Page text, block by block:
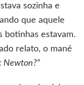
sozinha e
que aquele
botinhas estavam.
relato, o mané
Newton?”